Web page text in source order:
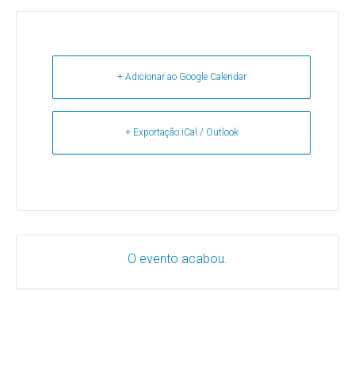
+ Adicionar ao Google Calendar
+ Exportação iCal / Outlook
O evento acabou.